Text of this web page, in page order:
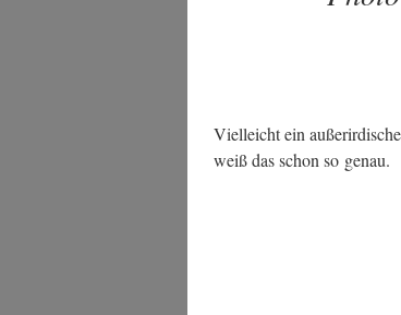
Viel­leicht ein
weiß das schon so genau.